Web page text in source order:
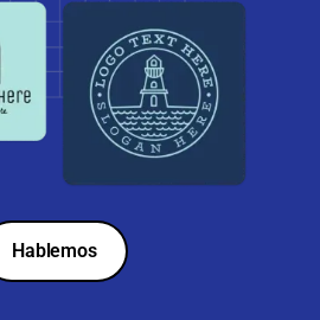
Hablemos